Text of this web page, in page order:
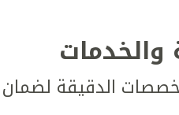
الدقيقة لضمان